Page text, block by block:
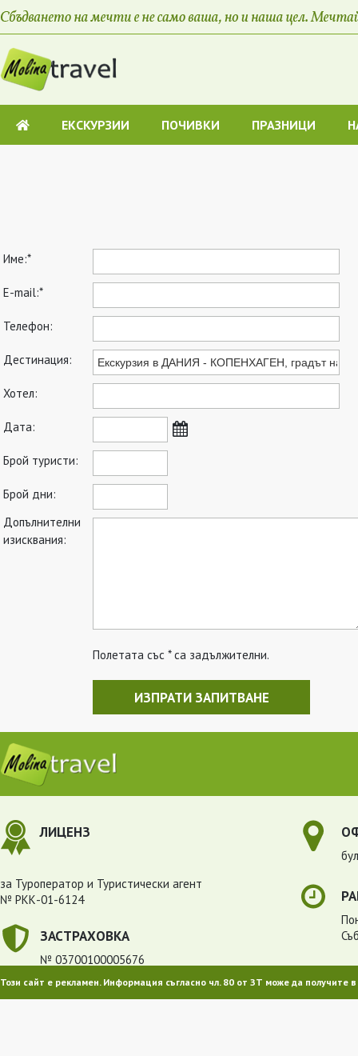
ЕКСКУРЗИИ ПОЧИВКИ ПРАЗНИЦИ
Име:*
E-mail:*
Телефон:
Дестинация:
Хотел:
Дата:
Брой туристи:
Брой дни:
Допълнителни
изисквания:
Полетата със * са задължителни.
ЛИЦЕНЗ
за Туроператор и Туристически агент
№ РКК-01-6124
ЗАСТРАХОВКА
№ 03700100005676
Този сайт е рекламен. Информация съгласно чл. 80 от ЗТ може да получите